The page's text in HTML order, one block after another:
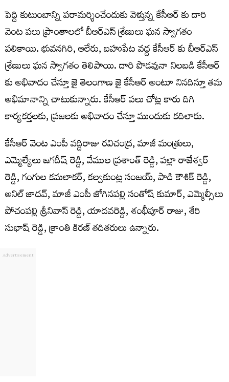
పెద్ది కుటుంబాన్ని పరామర్శించేందుకు వెళ్తున్న కేసీఆర్ కు దారి
వెంట పలు ప్రాంతాలలో బీఆర్ఎస్ శ్రేణులు ఘన స్వాగతం
పలికాయి. భువనగిరి, ఆలేరు, బహుపేట వద్ద కేసీఆర్ కు బీఆర్ఎస్
శ్రేణులు ఘన స్వాగతం తెలిపాయి. దారి పొడవునా నిలబడి కేసీఆర్
కు అభివాదం చేస్తూ జై తెలంగాణ జై కేసీఆర్ అంటూ నినదిస్తూ తమ
అభిమానాన్ని చాటుకున్నారు. కేసీఆర్ పలు చోట్ల కారు దిగి
కార్యకర్తలకు, ప్రజలకు అభివాదం చేస్తూ ముందుకు కదిలారు.
కేసీఆర్ వెంట ఎంపీ వద్దిరాజు రవిచంద్ర, మాజీ మంత్రులు,
ఎమ్మెల్యేలు జగదీష్ రెడ్డి, వేముల ప్రశాంత్ రెడ్డి, పల్లా రాజేశ్వర్
రెడ్డి, గంగుల కమలాకర్, కల్వకుంట్ల సంజయ్, పాడి కౌశిక్ రెడ్డి,
అనిల్ జాదవ్, మాజీ ఎంపీ జోగినపల్లి సంతోష్ కుమార్, ఎమ్మెల్సీలు
పోచంపల్లి శ్రీనివాస్ రెడ్డి, యాదవరెడ్డి, శంభీపూర్ రాజు, శేరి
సుభాష్ రెడ్డి, క్రాంతి కిరణ్ తదితరులు ఉన్నారు.